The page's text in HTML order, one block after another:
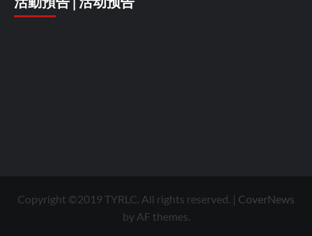
Copyright ©2019 TYRLC. All rights reserved. | CoverNews
by AF themes.